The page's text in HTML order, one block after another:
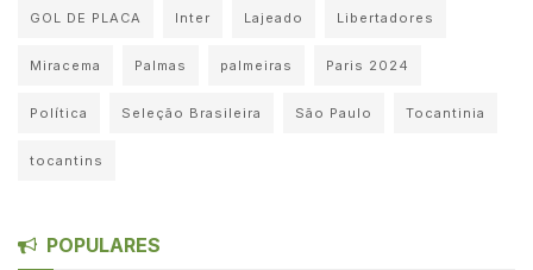
GOL DE PLACA Inter Lajeado Libertadores
Miracema Palmas palmeiras Paris 2024
Política Seleção Brasileira São Paulo Tocantinia
tocantins
POPULARES